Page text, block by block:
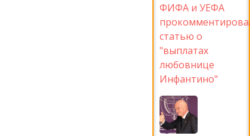
ФИФА и УЕФА
статью о
"выплатах
любовнице
Инфантино"